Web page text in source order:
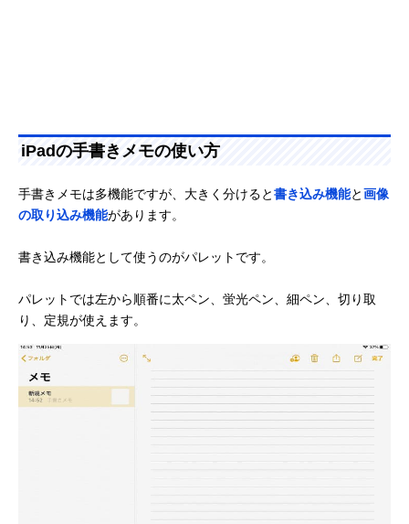
iPadの手書きメモの使い方
手書きメモは多機能ですが、大きく分けると書き込み機能と画像
の取り込み機能があります。
書き込み機能として使うのがパレットです。
パレットでは左から順番に太ペン、蛍光ペン、細ペン、切り取
り、定規が使えます。